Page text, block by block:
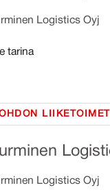
Logistics
tarina
LIIKETOIMET
Logistics